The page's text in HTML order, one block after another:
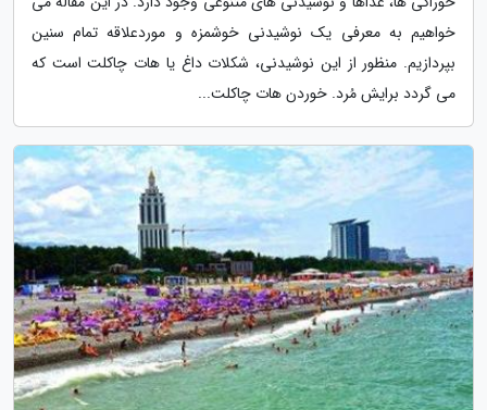
خواهیم به معرفی یک نوشیدنی خوشمزه و موردعلاقه تمام سنین
بپردازیم. منظور از این نوشیدنی، شکلات داغ یا هات چاکلت است که
می گردد برایش مُرد. خوردن هات چاکلت...